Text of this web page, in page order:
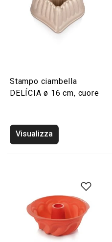
Stampo ciambella
DELÍCIA ø 16 cm, cuore
Visualizza